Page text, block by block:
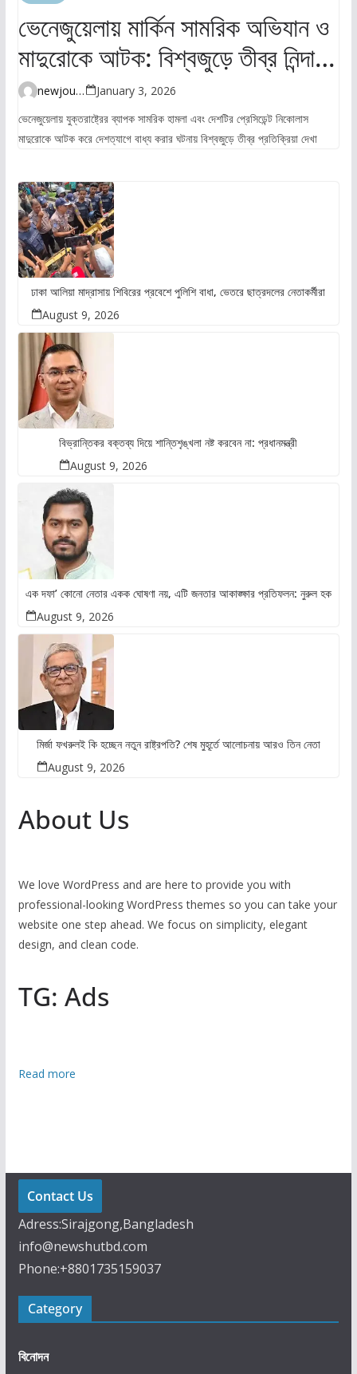
ভেনেজুয়েলায় মার্কিন সামরিক অভিযান ও
মাদুরোকে আটক: বিশ্বজুড়ে তীব্র নিন্দা ও
উদ্বেগ newjourney4045@gmail.com
January 3, 2026
ভেনেজুয়েলায় যুক্তরাষ্ট্রের ব্যাপক সামরিক হামলা এবং দেশটির প্রেসিডেন্ট নিকোলাস
মাদুরোকে আটক করে দেশত্যাগে বাধ্য করার ঘটনায় বিশ্বজুড়ে তীব্র প্রতিক্রিয়া দেখা
ঢাকা আলিয়া মাদ্রাসায় শিবিরের প্রবেশে পুলিশি বাধা, ভেতরে ছাত্রদলের নেতাকর্মীরা
August 9, 2026
বিভ্রান্তিকর বক্তব্য দিয়ে শান্তিশৃঙ্খলা নষ্ট করবেন না: প্রধানমন্ত্রী
August 9, 2026
এক দফা’ কোনো নেতার একক ঘোষণা নয়, এটি জনতার আকাঙ্ক্ষার প্রতিফলন: নুরুল হক
August 9, 2026
মির্জা ফখরুলই কি হচ্ছেন নতুন রাষ্ট্রপতি? শেষ মুহূর্তে আলোচনায় আরও তিন নেতা
August 9, 2026
About Us
We love WordPress and are here to provide you with
professional-looking WordPress themes so you can take your
website one step ahead. We focus on simplicity, elegant
design, and clean code.
TG: Ads
Read more:
তে
দু
পু
রে
র
ম
ধ্যে
ব
Contact Us
Adress:Sirajgong,Bangladesh
info@newshutbd.com
Phone:+8801735159037
Category
বিনোদন